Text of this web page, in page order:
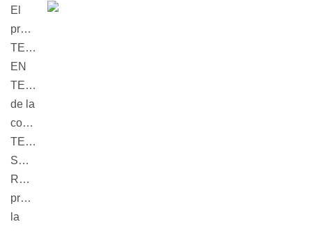
El
proyecto
TEATRO
EN
TERRITORIO
de la
compañía
TEATRO
SOBRE
RUEDAS
propone
la